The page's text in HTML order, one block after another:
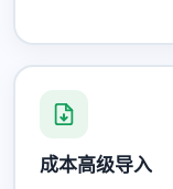
成本高级导入